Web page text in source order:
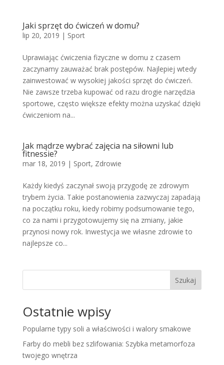
Jaki sprzęt do ćwiczeń w domu?
lip 20, 2019 | Sport
Uprawiając ćwiczenia fizyczne w domu z czasem
zaczynamy zauważać brak postępów. Najlepiej wtedy
zainwestować w wysokiej jakości sprzęt do ćwiczeń.
Nie zawsze trzeba kupować od razu drogie narzędzia
sportowe, często większe efekty można uzyskać dzięki
ćwiczeniom na...
Jak mądrze wybrać zajęcia na siłowni lub
fitnessie?
mar 18, 2019 | Sport, Zdrowie
Każdy kiedyś zaczynał swoją przygodę ze zdrowym
trybem życia. Takie postanowienia zazwyczaj zapadają
na początku roku, kiedy robimy podsumowanie tego,
co za nami i przygotowujemy się na zmiany, jakie
przynosi nowy rok. Inwestycja we własne zdrowie to
najlepsze co...
Szukaj
Ostatnie wpisy
Popularne typy soli a właściwości i walory smakowe
Farby do mebli bez szlifowania: Szybka metamorfoza
twojego wnętrza